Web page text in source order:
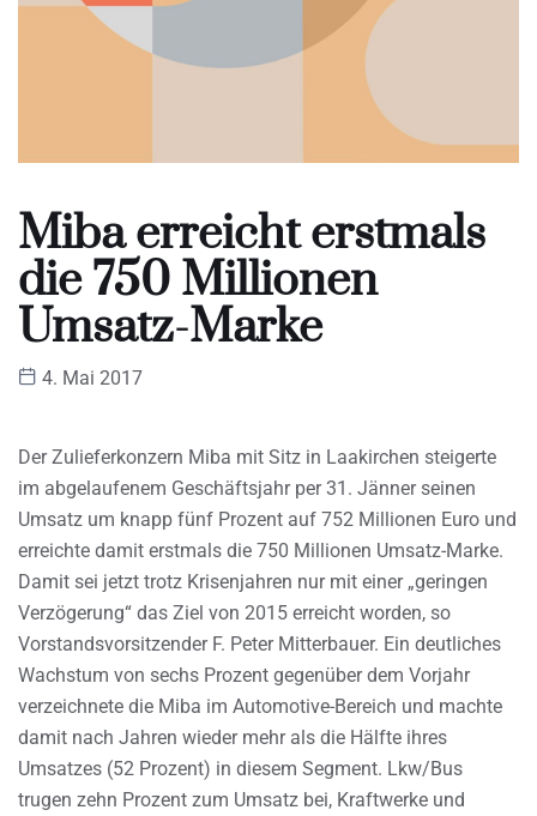
Miba erreicht erstmals
die 750 Millionen
Umsatz-Marke
4. Mai 2017
Der Zulieferkonzern Miba mit Sitz in Laakirchen steigerte
im abgelaufenem Geschäftsjahr per 31. Jänner seinen
Umsatz um knapp fünf Prozent auf 752 Millionen Euro und
erreichte damit erstmals die 750 Millionen Umsatz-Marke.
Damit sei jetzt trotz Krisenjahren nur mit einer „geringen
Verzögerung“ das Ziel von 2015 erreicht worden, so
Vorstandsvorsitzender F. Peter Mitterbauer. Ein deutliches
Wachstum von sechs Prozent gegenüber dem Vorjahr
verzeichnete die Miba im Automotive-Bereich und machte
damit nach Jahren wieder mehr als die Hälfte ihres
Umsatzes (52 Prozent) in diesem Segment. Lkw/Bus
trugen zehn Prozent zum Umsatz bei, Kraftwerke und